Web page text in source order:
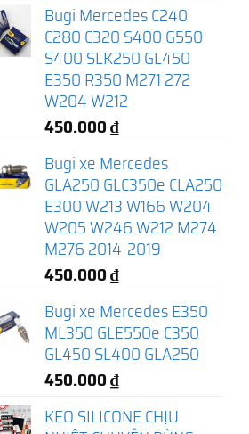
Bugi Mercedes C240
C280 C320 S400 G550
S400 SLK250 GL450
E350 R350 M271 272
W204 W212
450.000₫
Bugi xe Mercedes
GLA250 GLC350e CLA250
E300 W213 W166 W204
W205 W246 W212 M274
M276 2014-2019
450.000₫
Bugi xe Mercedes E350
ML350 GLE550e C350
GL450 SL400 GLA250
450.000₫
KEO SILICONE CHỊU